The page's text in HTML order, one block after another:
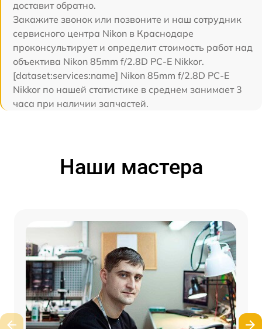
доставит обратно.
Закажите звонок или позвоните и наш сотрудник
сервисного центра Nikon в Краснодаре
проконсультирует и определит стоимость работ над
объектива Nikon 85mm f/2.8D PC-E Nikkor.
[dataset:services:name] Nikon 85mm f/2.8D PC-E
Nikkor по нашей статистике в среднем занимает 3
часа при наличии запчастей.
Наши мастера